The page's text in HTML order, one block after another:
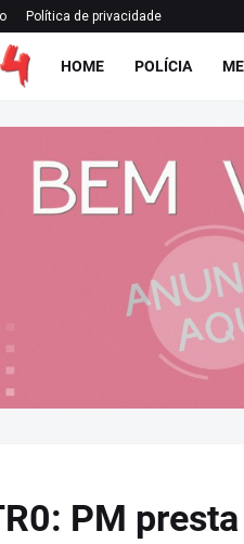
Política de privacidade
HOME POLÍCIA
PM